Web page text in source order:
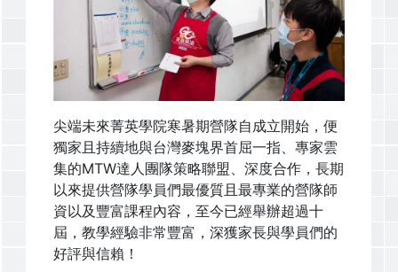
尖端未來菁英學院寒暑期營隊自成立開始，便
獨家且持續地與台灣麥塊界首屈一指、專家雲
集的MTW達人團隊策略聯盟、深度合作，長期
以來提供營隊學員們最優質且最專業的營隊師
資以及豐富課程內容，至今已經舉辦超過十
屆，教學經驗非常豐富，深獲家長與學員們的
好評與信賴！